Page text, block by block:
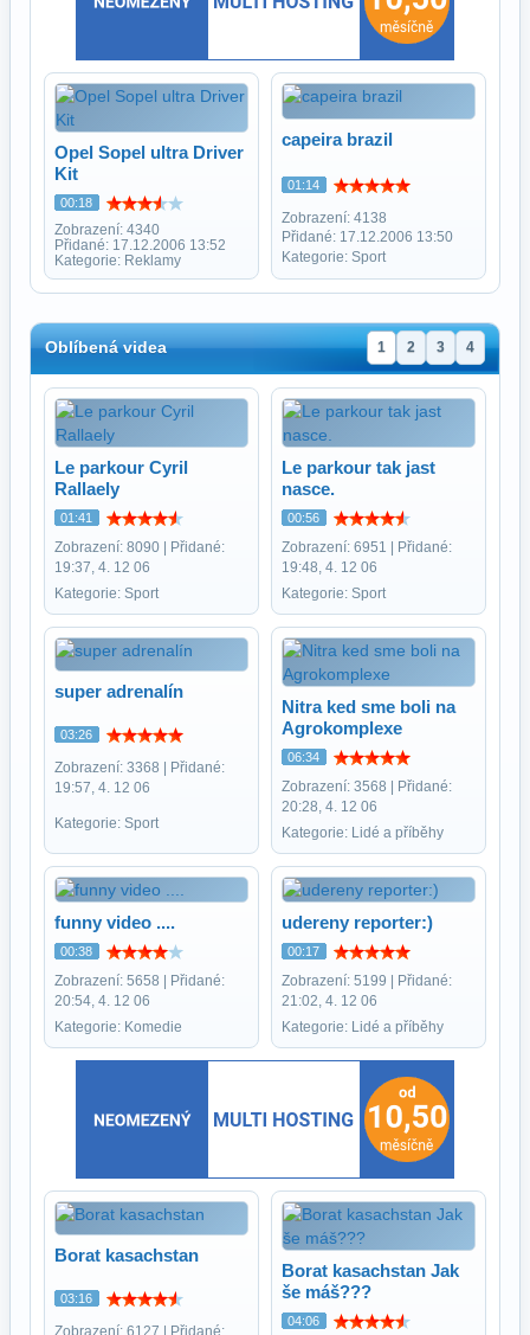
Opel Sopel ultra Driver
Kit
00:18
Zobrazení: 4340
Přidané: 17.12.2006 13:52
Kategorie: Reklamy
capeira brazil
01:14
Zobrazení: 4138
Přidané: 17.12.2006 13:50
Kategorie: Sport
Oblíbená videa 1 2 3 4
Le parkour Cyril
Rallaely
01:41
Zobrazení: 8090 | Přidané:
19:37, 4. 12 06
Kategorie: Sport
Le parkour tak jast
nasce.
00:56
Zobrazení: 6951 | Přidané:
19:48, 4. 12 06
Kategorie: Sport
super adrenalín
03:26
Zobrazení: 3368 | Přidané:
19:57, 4. 12 06
Kategorie: Sport
Nitra ked sme boli na
Agrokomplexe
06:34
Zobrazení: 3568 | Přidané:
20:28, 4. 12 06
Kategorie: Lidé a příběhy
funny video ....
00:38
Zobrazení: 5658 | Přidané:
20:54, 4. 12 06
Kategorie: Komedie
udereny reporter:)
00:17
Zobrazení: 5199 | Přidané:
21:02, 4. 12 06
Kategorie: Lidé a příběhy
Borat kasachstan
03:16
Borat kasachstan Jak
še máš???
04:06